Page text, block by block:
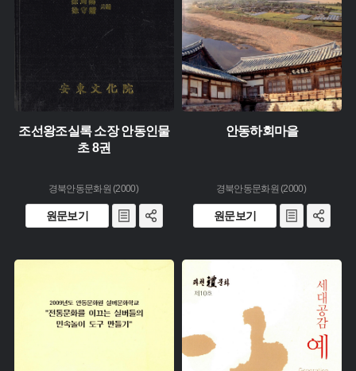
조선왕조실록 소장 안동인물
초 8권
경북안동문화원 (2000)
원문보기
안동하회마을
경북안동문화원 (2000)
원문보기
소장 :